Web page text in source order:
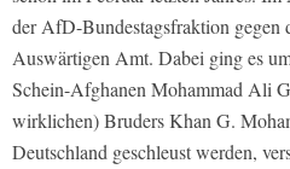
der AfD-Bundestagsfraktion gegen
Auswärtigen Amt. Dabei ging es
Schein-Afghanen Mohammad Ali
wirklichen) Bruders Khan G.
Deutschland geschleust werden,